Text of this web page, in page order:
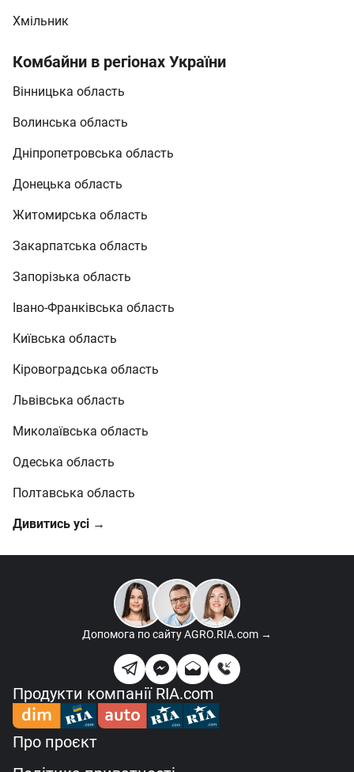
Хмільник
Комбайни в регіонах України
Вінницька область
Волинська область
Дніпропетровська область
Донецька область
Житомирська область
Закарпатська область
Запорізька область
Івано-Франківська область
Київська область
Кіровоградська область
Львівська область
Миколаївська область
Одеська область
Полтавська область
Дивитись усі →
Допомога по сайтуAGRO.RIA.com →
Продукти компанії RIA.com
Про проєкт